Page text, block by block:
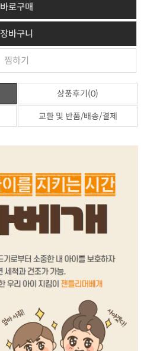
바로구매
장바구니
찜하기
상품후기(0)
교환 및 반품/배송/결제